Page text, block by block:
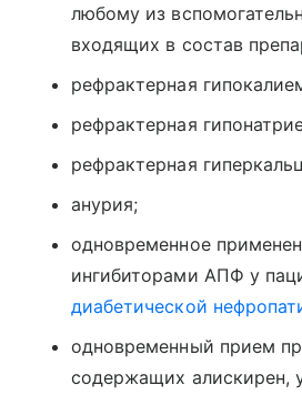
любому из
входящих в состав
рефрактерная
рефрактерная
рефрактерная
анурия;
одновременное
ингибиторами АПФ у
диабетической
одновременный прием
содержащих алискирен,